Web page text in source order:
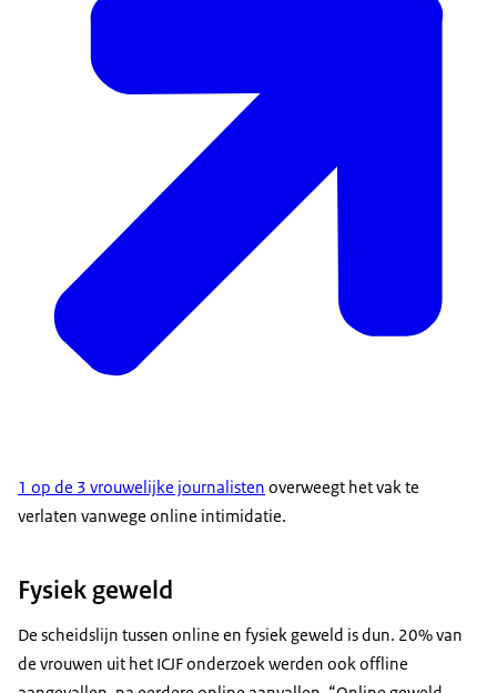
1 op de 3 vrouwelijke journalisten overweegt het vak te
verlaten vanwege online intimidatie.
Fysiek geweld
De scheidslijn tussen online en fysiek geweld is dun. 20% van
de vrouwen uit het ICJF onderzoek werden ook offline